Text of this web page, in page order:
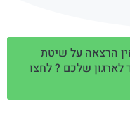
הרצאה על שיטת
שלכם ? לחצו